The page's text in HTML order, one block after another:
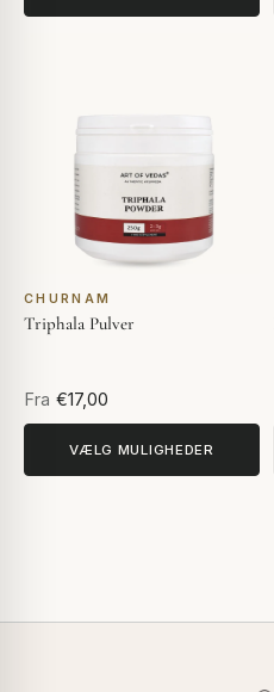
CHURNAM
Triphala Pulver
Fra €17,00
VÆLG MULIGHEDER